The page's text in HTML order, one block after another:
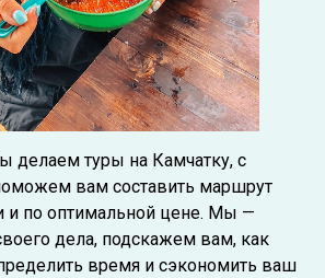
делаем туры на Камчатку, с
вам составить маршрут
и по оптимальной цене. Мы —
дела, подскажем вам, как
время и сэкономить ваш